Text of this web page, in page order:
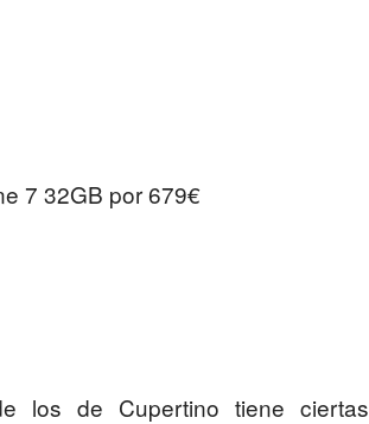
7 32GB por 679€
los de Cupertino tiene ciertas